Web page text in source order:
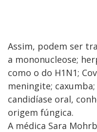
Assim, podem ser
a mononucleose;
como o do H1N1;
meningite;
candidíase oral,
origem fúngica.
A médica Sara